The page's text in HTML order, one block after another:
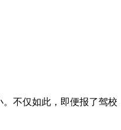
不仅如此，即便报了驾